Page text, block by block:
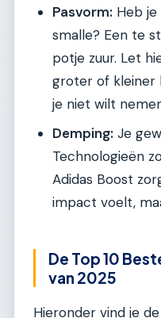
Pasvorm: Heb
smalle? Een te
potje zuur. Let
groter of kleiner
je niet wilt
Demping: Je
Technologieën
Adidas Boost
impact voelt,
De Top 10
van 2025
Hieronder vind je